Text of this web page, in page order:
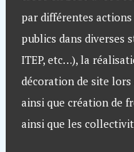
par différentes
publics dans diverses
ITEP, etc…), la
décoration de site
ainsi que création de
ainsi que les